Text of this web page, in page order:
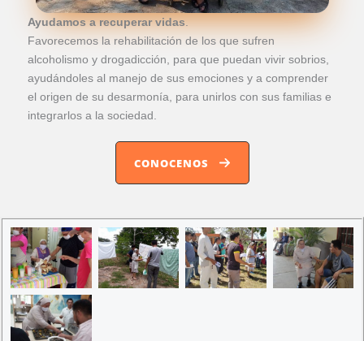
Ayudamos a recuperar vidas.
Favorecemos la rehabilitación de los que sufren
alcoholismo y drogadicción, para que puedan vivir sobrios,
ayudándoles al manejo de sus emociones y a comprender
el origen de su desarmonía, para unirlos con sus familias e
integrarlos a la sociedad.
CONOCENOS